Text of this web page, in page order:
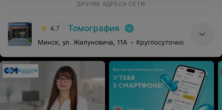
ДРУГИЕ АДРЕСА СЕТИ
4.7 Томография
Минск, ул. Жилуновича, 11А Круглосуточно